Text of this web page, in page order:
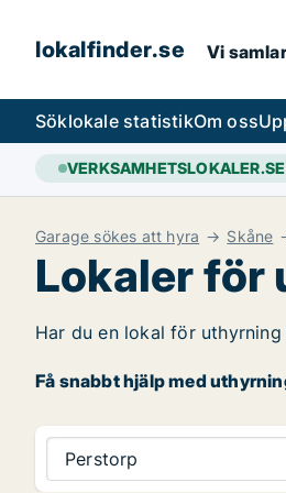
lokalfinder.se Vi
Söklokale statistikOm oss
VERKSAMHETSLOKALER.SE
Garage sökes att hyra Skåne
Lokaler för
Har du en lokal för
Få snabbt hjälp med
Perstorp